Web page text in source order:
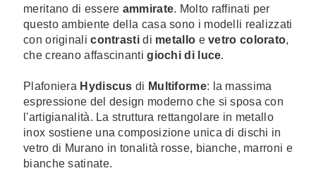
meritano di essere ammirate. Molto raffinati per
questo ambiente della casa sono i modelli realizzati
con originalicontrastidi metallo evetro colorato,
che creano affascinantigiochi di luce.
Plafoniera Hydiscus di Multiforme: la massima
espressione del design moderno che si sposa con
l'artigianalità. La struttura rettangolare in metallo
inox sostiene una composizione unica di dischi in
vetro di Murano in tonalità rosse, bianche, marroni e
bianche satinate.